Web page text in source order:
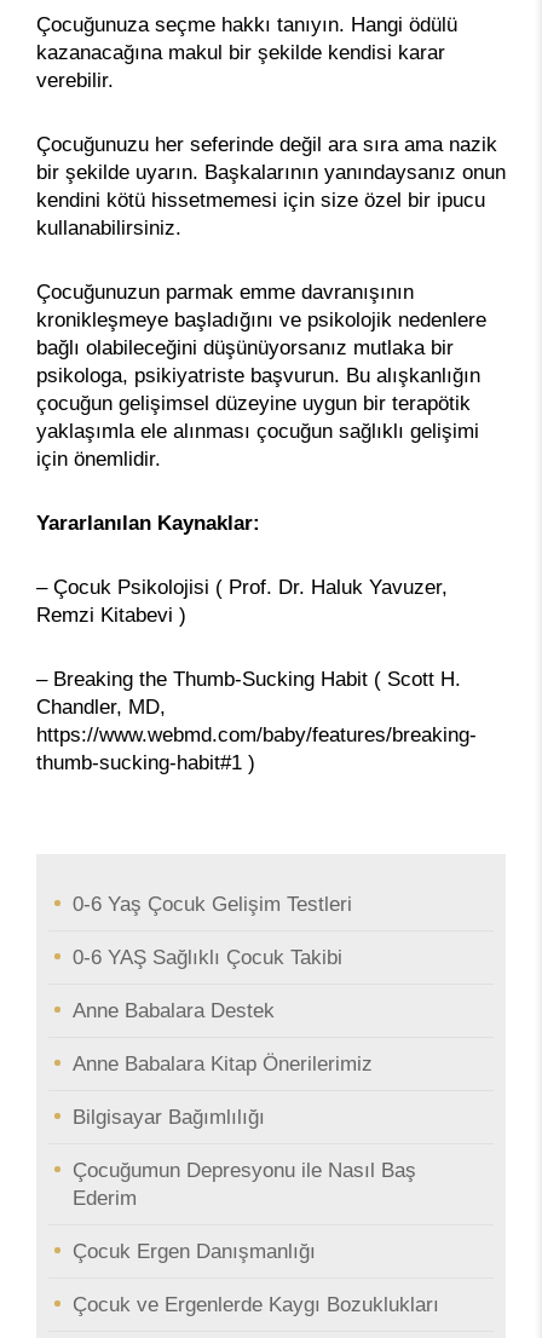
Çocuğunuza seçme hakkı tanıyın. Hangi ödülü
kazanacağına makul bir şekilde kendisi karar
verebilir.
Çocuğunuzu her seferinde değil ara sıra ama nazik
bir şekilde uyarın. Başkalarının yanındaysanız onun
kendini kötü hissetmemesi için size özel bir ipucu
kullanabilirsiniz.
Çocuğunuzun parmak emme davranışının
kronikleşmeye başladığını ve psikolojik nedenlere
bağlı olabileceğini düşünüyorsanız mutlaka bir
psikologa, psikiyatriste başvurun. Bu alışkanlığın
çocuğun gelişimsel düzeyine uygun bir terapötik
yaklaşımla ele alınması çocuğun sağlıklı gelişimi
için önemlidir.
Yararlanılan Kaynaklar:
– Çocuk Psikolojisi ( Prof. Dr. Haluk Yavuzer,
Remzi Kitabevi )
– Breaking the Thumb-Sucking Habit ( Scott H.
Chandler, MD,
https://www.webmd.com/baby/features/breaking-
thumb-sucking-habit#1 )
0-6 Yaş Çocuk Gelişim Testleri
0-6 YAŞ Sağlıklı Çocuk Takibi
Anne Babalara Destek
Anne Babalara Kitap Önerilerimiz
Bilgisayar Bağımlılığı
Çocuğumun Depresyonu ile Nasıl Baş
Ederim
Çocuk Ergen Danışmanlığı
Çocuk ve Ergenlerde Kaygı Bozuklukları